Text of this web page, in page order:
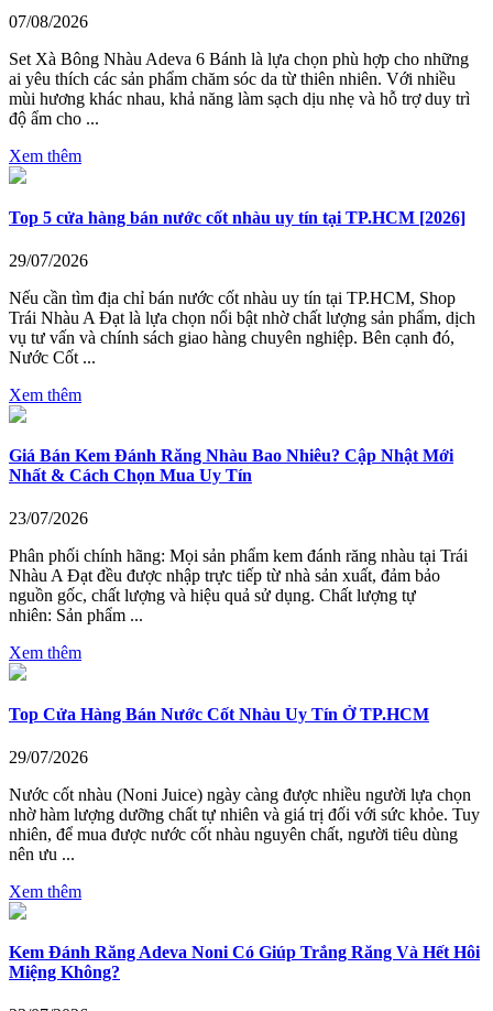
07/08/2026
Set Xà Bông Nhàu Adeva 6 Bánh là lựa chọn phù hợp cho những
ai yêu thích các sản phẩm chăm sóc da từ thiên nhiên. Với nhiều
mùi hương khác nhau, khả năng làm sạch dịu nhẹ và hỗ trợ duy trì
độ ẩm cho ...
Xem thêm
Top 5 cửa hàng bán nước cốt nhàu uy tín tại TP.HCM [2026]
29/07/2026
Nếu cần tìm địa chỉ bán nước cốt nhàu uy tín tại TP.HCM, Shop
Trái Nhàu A Đạt là lựa chọn nổi bật nhờ chất lượng sản phẩm, dịch
vụ tư vấn và chính sách giao hàng chuyên nghiệp. Bên cạnh đó,
Nước Cốt ...
Xem thêm
Giá Bán Kem Đánh Răng Nhàu Bao Nhiêu? Cập Nhật Mới
Nhất & Cách Chọn Mua Uy Tín
23/07/2026
Phân phối chính hãng: Mọi sản phẩm kem đánh răng nhàu tại Trái
Nhàu A Đạt đều được nhập trực tiếp từ nhà sản xuất, đảm bảo
nguồn gốc, chất lượng và hiệu quả sử dụng. Chất lượng tự
nhiên: Sản phẩm ...
Xem thêm
Top Cửa Hàng Bán Nước Cốt Nhàu Uy Tín Ở TP.HCM
29/07/2026
Nước cốt nhàu (Noni Juice) ngày càng được nhiều người lựa chọn
nhờ hàm lượng dưỡng chất tự nhiên và giá trị đối với sức khỏe. Tuy
nhiên, để mua được nước cốt nhàu nguyên chất, người tiêu dùng
nên ưu ...
Xem thêm
Kem Đánh Răng Adeva Noni Có Giúp Trắng Răng Và Hết Hôi
Miệng Không?